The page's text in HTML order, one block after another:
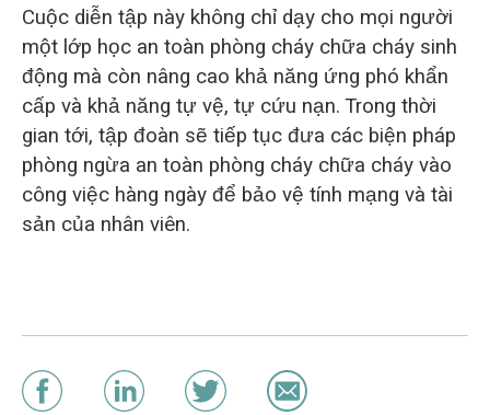
Cuộc diễn tập này không chỉ dạy cho mọi người
một lớp học an toàn phòng cháy chữa cháy sinh
động mà còn nâng cao khả năng ứng phó khẩn
cấp và khả năng tự vệ, tự cứu nạn. Trong thời
gian tới, tập đoàn sẽ tiếp tục đưa các biện pháp
phòng ngừa an toàn phòng cháy chữa cháy vào
công việc hàng ngày để bảo vệ tính mạng và tài
sản của nhân viên.